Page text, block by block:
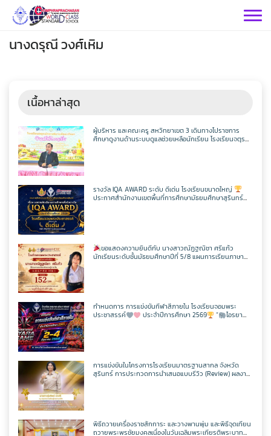
Skip
กลุ่มบริหารวิชาการ
เฟสบุคกลุ่มงานฯ
เว็บไซต์กลุ่มงานฯ
กลุ่มบริหารทั่วไป
เฟสบุคกลุ่มงานฯ
เว็บไซต์กลุ่มงานฯ
กลุ่มบริหารงานบุคคล
เฟสบุคกลุ่มงานฯ
เว็บไซต์กลุ่มงานฯ
กลุ่มบริหารงบประมาณ
เฟสบุคกลุ่มงานฯ
เว็บไซต์กลุ่มงานฯ
กลุ่มสาระฯ
วิทยาศาสตร์
เฟสบุคกลุ่มสาระฯ
เว็บไซต์กลุ่มสาระฯ
ตารางเรียน/สอน
คณิตศาสตร์
เฟสบุคกลุ่มสาระฯ
เว็บไซต์กลุ่มสาระฯ
ตารางเรียน/สอน
ต่างประเทศ
เฟสบุคกลุ่มสาระฯ
เว็บไซต์กลุ่มสาระฯ
ตารางเรียน/สอน
ภาษาไทย
เฟสบุคกลุ่มสาระฯ
เว็บไซต์กลุ่มสาระฯ
ตารางเรียน/สอน
สังคมศึกษาฯ
เฟสบุคกลุ่มสาระฯ
เว็บไซต์กลุ่มสาระฯ
ศิลปะ
เฟสบุคกลุ่มสาระฯ
การงานอาชีพ
กลุ่มงาน
คำสั่งโรงเรียน
ประชาสัมพันธ์ CPS
กิจกรรม CPS
ToBeNumberOne
ITA2569
ITA2568
ITA2567
ITA2566
แผนผังเว็บไซต์
ครูพีระพันธ์ เสริมศิริ
วิชาวิทยาการคำนวณ
วิชาออกแบบฯ
วิชาเพิ่มเติม
ครูเเชิด ชูตาลัด
วิชาวิทยาการคำนวณ
วิชาออกแบบฯ
ครูเทพสุดา พรหมสวัสดิ์
วิชาวิทยาการคำนวณ
ครูประหยัด สายบุตร
นางดรุณี วงศ์เหิม
เนื้อหาล่าสุด
ผู้บริหาร และคณะครู สหวิทยาเขต 3 เดินทางไปราชการ
ศึกษาดูงานด้านระบบดูแลช่วยเหลือนักเรียน โรงเรียนจตุร
รางวัล IQA AWARD ระดับ ดีเด่น โรงเรียนขนาดใหญ่
ประกาศสำนักงานเขตพื้นที่การศึกษามัธยมศึกษาสุรินทร์
ขอแสดงความยินดีกับ นางสาวณัฏฐณิชา ศรีแก้ว
นักเรียนระดับชั้นมัธยมศึกษาปีที่ 5/8 แผนการเรียนภาษา
กำหนดการ การแข่งขันกีฬาสีภายใน โรงเรียนจอมพระ
ประชาสรรค์
ประจำปีการศึกษา 2569 “
ไอรยา
การแข่งขันในโครงการโรงเรียนมาตรฐานสากล จังหวัด
สุรินทร์ การประกวดการนำเสนอแบบรีวิว (Review) ผลงาน
พิธีถวายเครื่องราชสักการะ และวางพานพุ่ม และพิธีจุดเทียน
ถวายพระพรชัยมงคลเนื่องในวันเฉลิมพระเกียรติพระบาท